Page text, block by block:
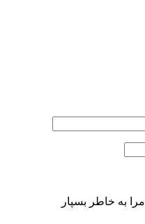
مرا به خاطر بسپار